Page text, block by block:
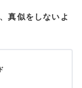
真似をしないよ